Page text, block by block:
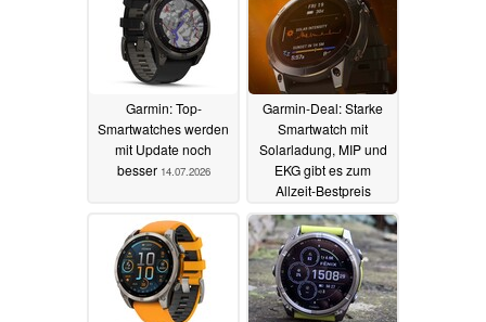
Garmin: Top-
Smartwatches werden
mit Update noch
besser 14.07.2026
Garmin-Deal: Starke
Smartwatch mit
Solarladung, MIP und
EKG gibt es zum
Allzeit-Bestpreis
06.07.2026